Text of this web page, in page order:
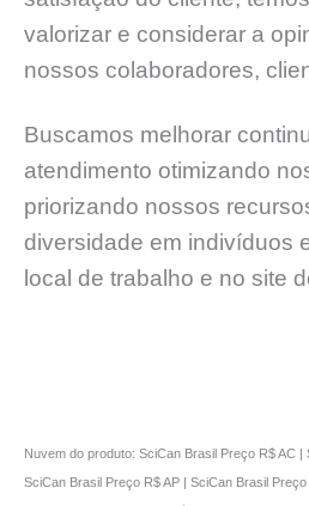
valorizar e considerar a
nossos colaboradores,
Buscamos melhorar
atendimento otimizando
priorizando nossos
diversidade em indivíduos
local de trabalho e no site
Nuvem do produto: SciCan Brasil Preço R$ AC |
SciCan Brasil Preço R$ AP | SciCan Brasil